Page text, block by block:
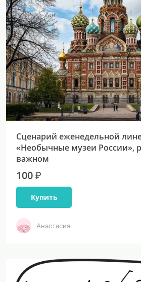
Сценарий еженедельной
«Необычные музеи России»,
важном
100 ₽
Купить
Анастасия